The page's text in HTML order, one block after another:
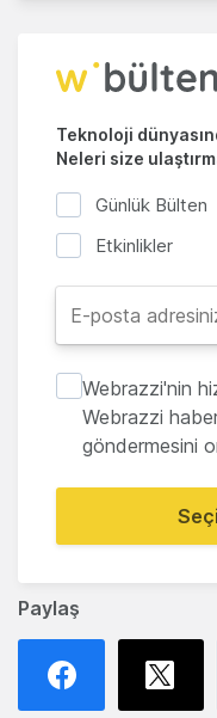
Paylaş
Teknoloji
Neleri size
Günlük Bülten
Etkinlikler
Webrazzi'nin
Webrazzi
göndermesini